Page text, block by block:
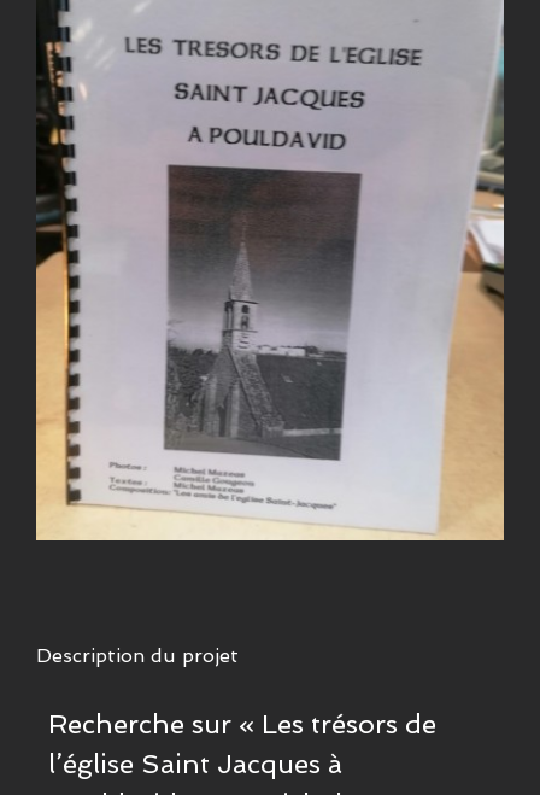
Description du projet
Recherche sur « Les trésors de
l’église Saint Jacques à